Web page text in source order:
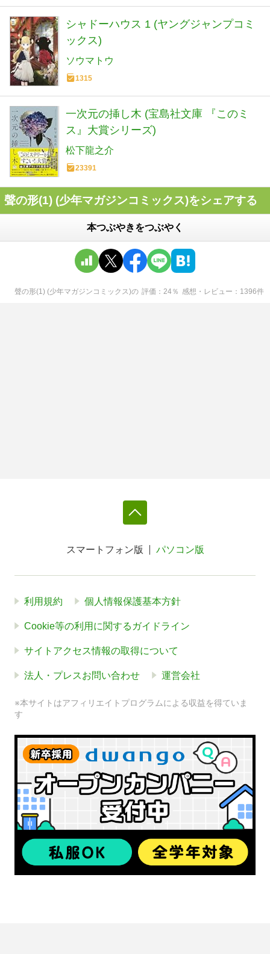
シャドーハウス 1 (ヤングジャンプコミ
ックス)
ソウマトウ
1315
一次元の挿し木 (宝島社文庫 『このミ
ス』大賞シリーズ)
松下龍之介
23391
聲の形(1) (少年マガジンコミックス)をシェアする
本つぶやきをつぶやく
聲の形(1) (少年マガジンコミックス)の 評価 24％ 感想・レビュー 1396件
スマートフォン版 パソコン版
利用規約 個人情報保護基本方針
Cookie等の利用に関するガイドライン
サイトアクセス情報の取得について
法人・プレスお問い合わせ 運営会社
※本サイトはアフィリエイトプログラムによる収益を得ていま
す